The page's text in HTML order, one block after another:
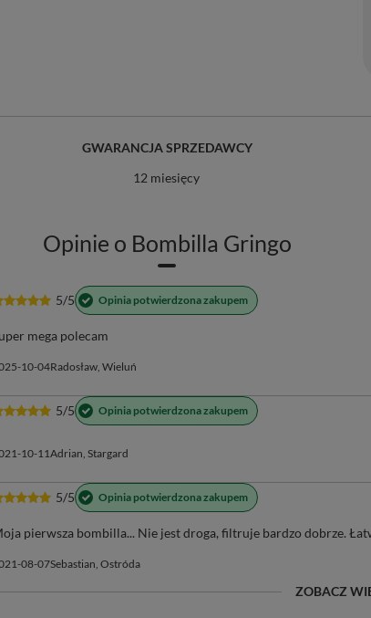
GWARANCJA SPRZEDAWCY
12 miesięcy
Opinie o Bombilla Gringo
5/5 Opinia potwierdzona zakupem
mega polecam
10-04Radosław, Wieluń
5/5 Opinia potwierdzona zakupem
10-11Adrian, Stargard
5/5 Opinia potwierdzona zakupem
pierwsza bombilla... Nie jest droga, filtruje bardzo dobrze.
08-07Sebastian, Ostróda
ZOBACZ